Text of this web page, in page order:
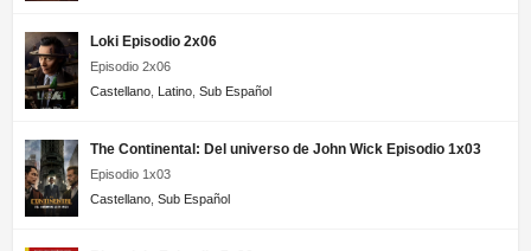
Loki Episodio 2x06
Episodio 2x06
Castellano Latino Sub Español
The Continental: Del universo de John Wick Episodio 1x03
Episodio 1x03
Castellano Sub Español